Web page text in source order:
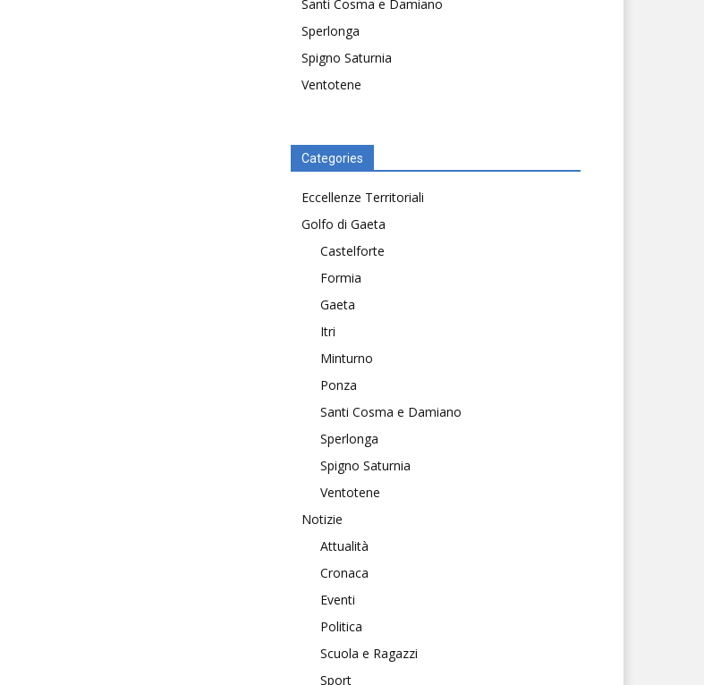
Santi Cosma e Damiano
Sperlonga
Spigno Saturnia
Ventotene
Categories
Eccellenze Territoriali
Golfo di Gaeta
Castelforte
Formia
Gaeta
Itri
Minturno
Ponza
Santi Cosma e Damiano
Sperlonga
Spigno Saturnia
Ventotene
Notizie
Attualità
Cronaca
Eventi
Politica
Scuola e Ragazzi
Sport